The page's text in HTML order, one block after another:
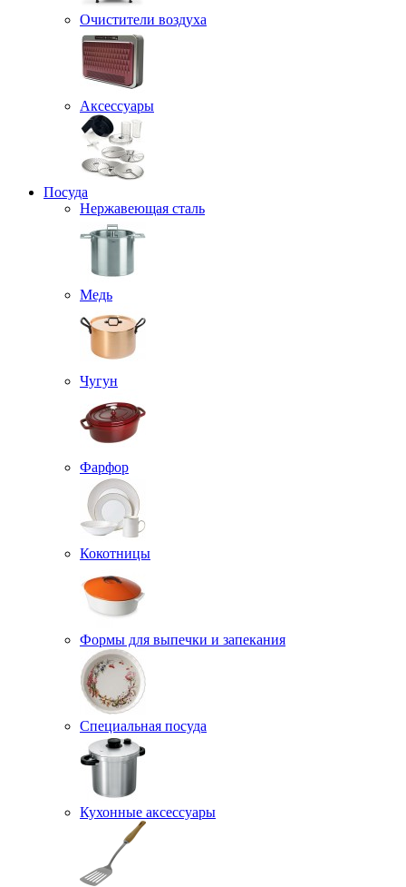
Очистители воздуха
Аксессуары
Посуда
Нержавеющая сталь
Медь
Чугун
Фарфор
Кокотницы
Формы для выпечки и запекания
Специальная посуда
Кухонные аксессуары